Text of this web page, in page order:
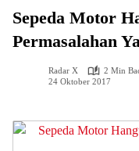
Sepeda Motor
Permasalahan
Radar X
2 Min
24 Oktober 2017